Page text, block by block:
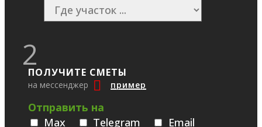
2ПОЛУЧИТЕ СМЕТЫ
на мессенджер пример
Отправить на
Max
Telegram Email